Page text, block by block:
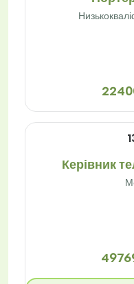
Керівник